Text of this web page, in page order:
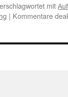
mit
| Kommentare